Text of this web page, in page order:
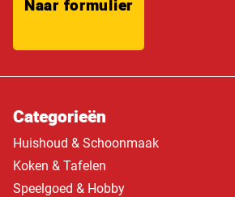
Naar formulier
Categorieën
Huishoud & Schoonmaak
Koken & Tafelen
Speelgoed & Hobby